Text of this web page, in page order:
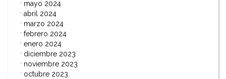
mayo 2024
abril 2024
marzo 2024
febrero 2024
enero 2024
diciembre 2023
noviembre 2023
octubre 2023